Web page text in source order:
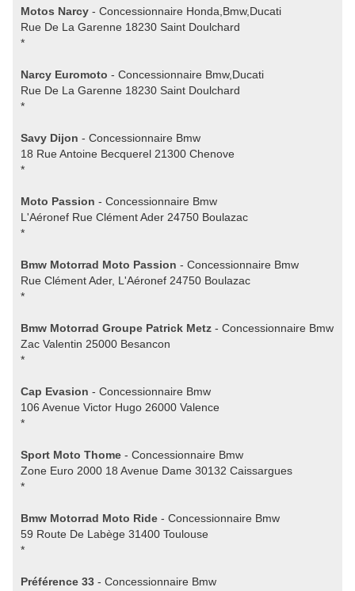
Motos Narcy - Concessionnaire Honda,Bmw,Ducati
Rue De La Garenne 18230 Saint Doulchard
*
Narcy Euromoto - Concessionnaire Bmw,Ducati
Rue De La Garenne 18230 Saint Doulchard
*
Savy Dijon - Concessionnaire Bmw
18 Rue Antoine Becquerel 21300 Chenove
*
Moto Passion - Concessionnaire Bmw
L'Aéronef Rue Clément Ader 24750 Boulazac
*
Bmw Motorrad Moto Passion - Concessionnaire Bmw
Rue Clément Ader, L'Aéronef 24750 Boulazac
*
Bmw Motorrad Groupe Patrick Metz - Concessionnaire Bmw
Zac Valentin 25000 Besancon
*
Cap Evasion - Concessionnaire Bmw
106 Avenue Victor Hugo 26000 Valence
*
Sport Moto Thome - Concessionnaire Bmw
Zone Euro 2000 18 Avenue Dame 30132 Caissargues
*
Bmw Motorrad Moto Ride - Concessionnaire Bmw
59 Route De Labège 31400 Toulouse
*
Préférence 33 - Concessionnaire Bmw